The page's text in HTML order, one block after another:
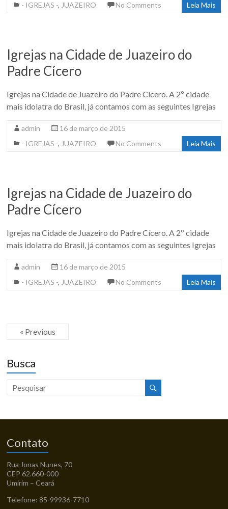
- IGREJAS -, JUAZEIRO No Comments Leia Mais
Igrejas na Cidade de Juazeiro do
Padre Cícero
Igrejas na Cidade de Juazeiro do Padre Cícero. A 2º cidade
mais idolatra do Brasil, já contamos com as seguintes Igrejas
admin
16 de março de 2015
- IGREJAS -, JUAZEIRO No Comments Leia Mais
Igrejas na Cidade de Juazeiro do
Padre Cícero
Igrejas na Cidade de Juazeiro do Padre Cícero. A 2º cidade
mais idolatra do Brasil, já contamos com as seguintes Igrejas
admin
16 de março de 2015
- IGREJAS -, JUAZEIRO No Comments Leia Mais
« Previous
Busca
Contato
Rua Jonas Nunes, 70
CEP 62.660-000
Umirim – Ceará
Telefone: 85-99936-7710